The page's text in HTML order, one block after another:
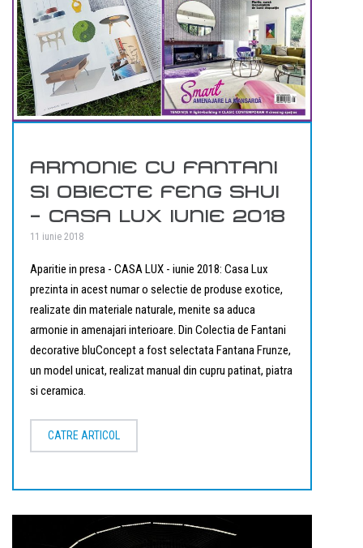
ARMONIE CU FANTANI
SI OBIECTE FENG SHUI
– CASA LUX IUNIE 2018
11 iunie 2018
Aparitie in presa - CASA LUX - iunie 2018: Casa Lux
prezinta in acest numar o selectie de produse exotice,
realizate din materiale naturale, menite sa aduca
armonie in amenajari interioare. Din Colectia de Fantani
decorative bluConcept a fost selectata Fantana Frunze,
un model unicat, realizat manual din cupru patinat, piatra
si ceramica.
CATRE ARTICOL